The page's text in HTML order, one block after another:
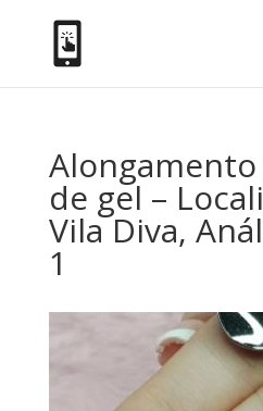
de gel –
Vila Diva,
1